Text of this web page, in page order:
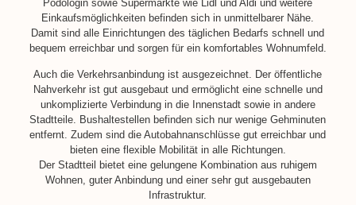
Podologin sowie Supermärkte wie Lidl und Aldi und weitere
Einkaufsmöglichkeiten befinden sich in unmittelbarer Nähe.
Damit sind alle Einrichtungen des täglichen Bedarfs schnell und
bequem erreichbar und sorgen für ein komfortables Wohnumfeld.
Auch die Verkehrsanbindung ist ausgezeichnet. Der öffentliche
Nahverkehr ist gut ausgebaut und ermöglicht eine schnelle und
unkomplizierte Verbindung in die Innenstadt sowie in andere
Stadtteile. Bushaltestellen befinden sich nur wenige Gehminuten
entfernt. Zudem sind die Autobahnanschlüsse gut erreichbar und
bieten eine flexible Mobilität in alle Richtungen.
Der Stadtteil bietet eine gelungene Kombination aus ruhigem
Wohnen, guter Anbindung und einer sehr gut ausgebauten
Infrastruktur.